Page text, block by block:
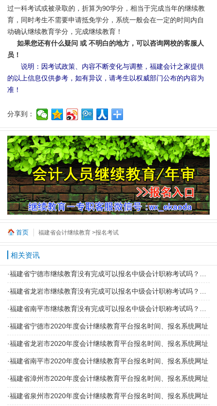
过一科考试或被录取的，折算为90学分，相当于完成当年的继续教
育，同时考生不需要申请抵免学分，系统一般会在一定的时间内自
动确认继续教育学分，完成继续教育！
如果您还有什么疑问 或 不明白的地方，可以咨询网校的客服人
员！
说明：因考试政策、内容不断变化与调整，福建会计之家提供
的以上信息仅供参考，如有异议，请考生以权威部门公布的内容为
准！
分享到：
首页 福建省会计继续教育 >报名考试
相关资讯
·福建省宁德市继续教育没有完成可以报名中级会计职称考试吗？有什么影响吗？
·福建省龙岩市继续教育没有完成可以报名中级会计职称考试吗？有什么影响吗？
·福建省南平市继续教育没有完成可以报名中级会计职称考试吗？有什么影响吗？
·福建省宁德市2020年度会计继续教育平台报名时间、报名系统网址
·福建省龙岩市2020年度会计继续教育平台报名时间、报名系统网址
·福建省南平市2020年度会计继续教育平台报名时间、报名系统网址
·福建省漳州市2020年度会计继续教育平台报名时间、报名系统网址
·福建省泉州市2020年度会计继续教育平台报名时间、报名系统网址